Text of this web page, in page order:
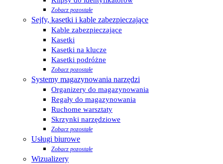
Zobacz pozostałe
Sejfy, kasetki i kable zabezpieczające
Kable zabezpieczające
Kasetki
Kasetki na klucze
Kasetki podróżne
Zobacz pozostałe
Systemy magazynowania narzędzi
Organizery do magazynowania
Regały do magazynowania
Ruchome warsztaty
Skrzynki narzędziowe
Zobacz pozostałe
Usługi biurowe
Zobacz pozostałe
Wizualizery